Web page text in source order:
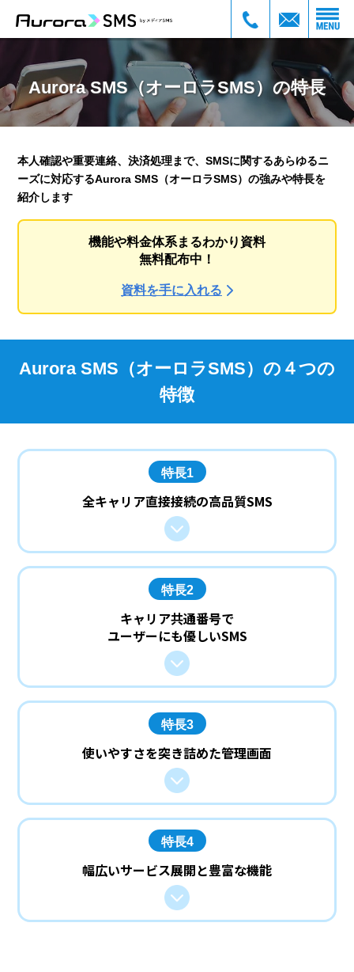
Aurora SMS（オーロラSMS）の特長
本人確認や重要連絡、決済処理まで、SMSに関するあらゆるニ
ーズに対応するAurora SMS（オーロラSMS）の強みや特長を
紹介します
機能や料金体系まるわかり資料
無料配布中！
資料を手に入れる
Aurora SMS（オーロラSMS）の４つの
特徴
特長1
全キャリア直接接続の高品質SMS
特長2
キャリア共通番号で
ユーザーにも優しいSMS
特長3
使いやすさを突き詰めた管理画面
特長4
幅広いサービス展開と豊富な機能